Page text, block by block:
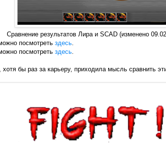
Сравнение результатов Лира и SCAD (изменено
посмотреть здесь
посмотреть здесь
бы раз за карьеру, приходила мысль сравнить